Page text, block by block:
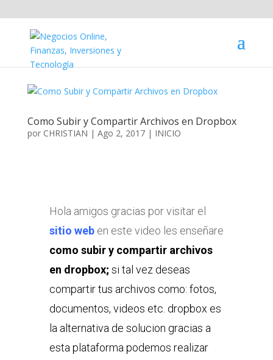
Como Subir y Compartir Archivos en Dropbox
por CHRISTIAN | Ago 2, 2017| INICIO
Hola amigos gracias por visitar el
sitio weben este video les enseñare
como subir y compartir archivos
en dropbox; si tal vez deseas
compartir tus archivos como: fotos,
documentos, videos etc. dropbox es
la alternativa de solucion gracias a
esta plataforma podemos realizar